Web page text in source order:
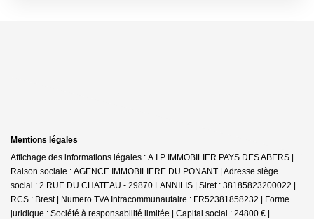
Mentions légales
Affichage des informations légales : A.I.P IMMOBILIER PAYS DES ABERS |
Raison sociale : AGENCE IMMOBILIERE DU PONANT | Adresse siège
social : 2 RUE DU CHATEAU - 29870 LANNILIS | Siret : 38185823200022 |
RCS : Brest | Numero TVA Intracommunautaire : FR52381858232 | Forme
juridique : Société à responsabilité limitée | Capital social : 24800 € |